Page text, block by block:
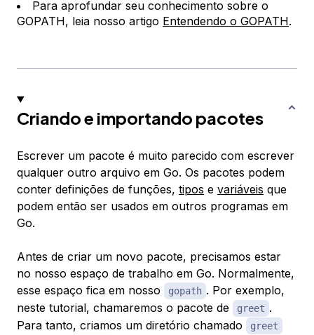
Para aprofundar seu conhecimento sobre o
GOPATH, leia nosso artigo Entendendo o GOPATH.
Criando e importando pacotes
Escrever um pacote é muito parecido com escrever
qualquer outro arquivo em Go. Os pacotes podem
conter definições de funções, tipos e variáveis que
podem então ser usados em outros programas em
Go.
Antes de criar um novo pacote, precisamos estar
no nosso espaço de trabalho em Go. Normalmente,
esse espaço fica em nosso
gopath . Por exemplo,
neste tutorial, chamaremos o pacote de
greet .
Para tanto, criamos um diretório chamado
greet